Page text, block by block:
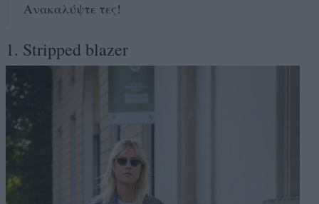
Ανακαλύψτε τες!
1. Stripped blazer